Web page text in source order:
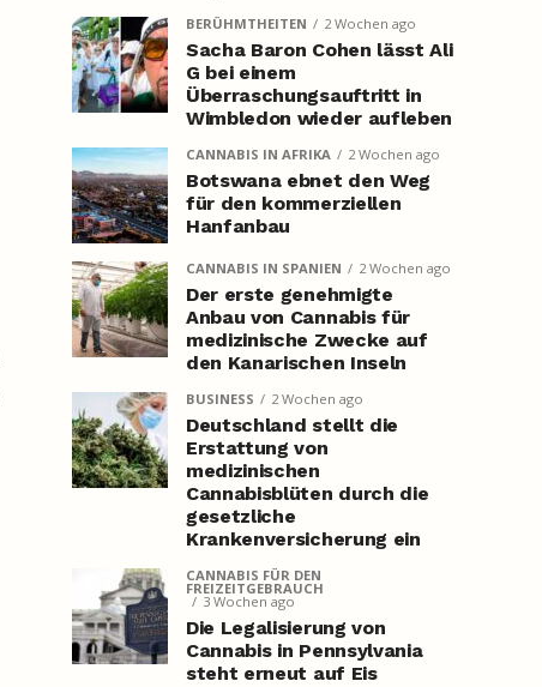
BERÜHMTHEITEN 2 Wochen ago
Sacha Baron Cohen lässt Ali
G bei einem
Überraschungsauftritt in
Wimbledon wieder aufleben
CANNABIS IN AFRIKA 2 Wochen ago
Botswana ebnet den Weg
für den kommerziellen
Hanfanbau
CANNABIS IN SPANIEN 2 Wochen ago
Der erste genehmigte
Anbau von Cannabis für
medizinische Zwecke auf
den Kanarischen Inseln
BUSINESS 2 Wochen ago
Deutschland stellt die
Erstattung von
medizinischen
Cannabisblüten durch die
gesetzliche
Krankenversicherung ein
CANNABIS FÜR DEN
FREIZEITGEBRAUCH
3 Wochen ago
Die Legalisierung von
Cannabis in Pennsylvania
steht erneut auf Eis